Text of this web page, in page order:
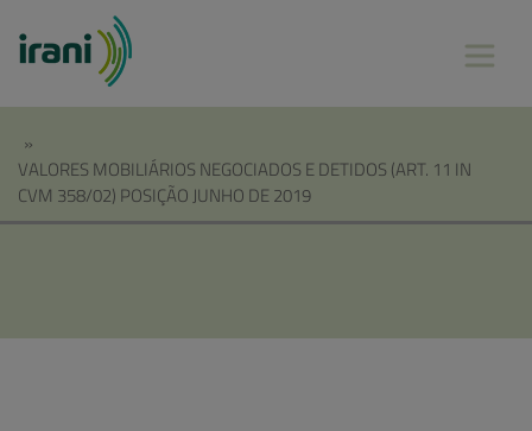
»
VALORES MOBILIÁRIOS NEGOCIADOS E DETIDOS (ART. 11 IN
CVM 358/02) POSIÇÃO JUNHO DE 2019